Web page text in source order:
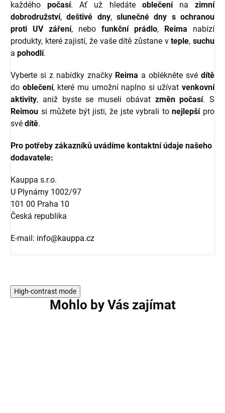
každéhopočasí. Ať už hledáte oblečenínazimní
dobrodružství,deštivé dny,slunečné dny s ochranou
proti UV záření, nebo funkční prádlo, Reima nabízí
produkty, které zajistí, že vaše dítě zůstane vteple,suchu
a pohodlí.
Vyberte si z nabídky značky Reima a oblékněte svédítě
do oblečení, které mu umožní naplno si užívat venkovní
aktivity, aniž byste se museli obávat změn počasí. S
Reimou si můžete být jisti, že jste vybrali tonejlepšípro
své dítě.
Pro potřeby zákazníků uvádíme kontaktní údaje našeho
dodavatele:
Kauppa s.r.o.
U Plynárny 1002/97
101 00 Praha 10
Česká republika
E-mail: info@kauppa.cz
High-contrast mode
Mohlo by Vás zajímat